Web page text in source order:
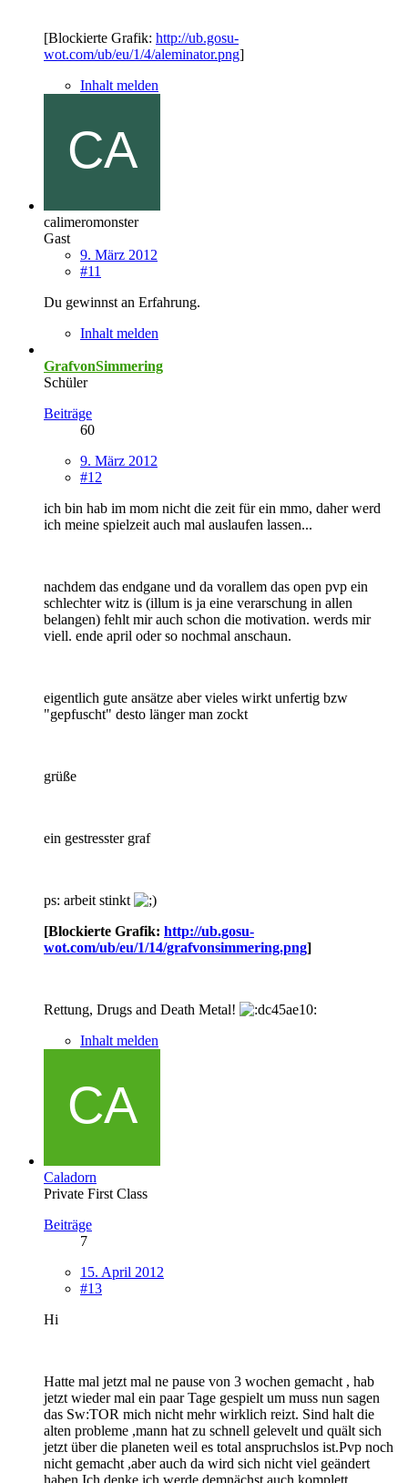
[Blockierte Grafik: http://ub.gosu-
wot.com/ub/eu/1/4/aleminator.png]
Inhalt melden
calimeromonster
Gast
9. März 2012
#11
Du gewinnst an Erfahrung.
Inhalt melden
GrafvonSimmering
Schüler
Beiträge
60
9. März 2012
#12
ich bin hab im mom nicht die zeit für ein mmo, daher werd
ich meine spielzeit auch mal auslaufen lassen...
nachdem das endgane und da vorallem das open pvp ein
schlechter witz is (illum is ja eine verarschung in allen
belangen) fehlt mir auch schon die motivation. werds mir
viell. ende april oder so nochmal anschaun.
eigentlich gute ansätze aber vieles wirkt unfertig bzw
"gepfuscht" desto länger man zockt
grüße
ein gestresster graf
ps: arbeit stinkt
[Blockierte Grafik: http://ub.gosu-
wot.com/ub/eu/1/14/grafvonsimmering.png]
Rettung, Drugs and Death Metal!
Inhalt melden
Caladorn
Private First Class
Beiträge
7
15. April 2012
#13
Hi
Hatte mal jetzt mal ne pause von 3 wochen gemacht , hab
jetzt wieder mal ein paar Tage gespielt um muss nun sagen
das Sw:TOR mich nicht mehr wirklich reizt. Sind halt die
alten probleme ,mann hat zu schnell gelevelt und quält sich
jetzt über die planeten weil es total anspruchslos ist.Pvp noch
nicht gemacht ,aber auch da wird sich nicht viel geändert
haben.Ich denke ich werde demnächst auch komplett